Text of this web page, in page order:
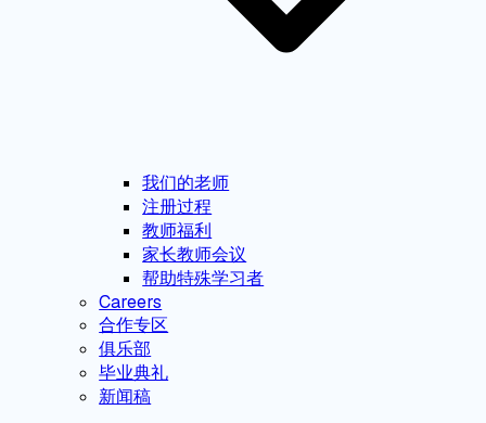
我们的老师
注册过程
教师福利
家长教师会议
帮助特殊学习者
Careers
合作专区
俱乐部
毕业典礼
新闻稿